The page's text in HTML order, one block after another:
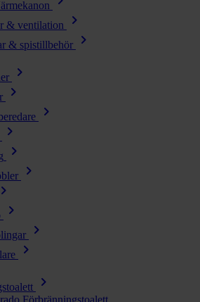
& ventilation chevron_right
& spistillbehör chevron_right
chevron_right
chevron_right
chevron_right
chevron_right
chevron_right
chevron_right
chevron_right
chevron_right
chevron_right
chevron_right
chevron_right
Förbränningstoalett